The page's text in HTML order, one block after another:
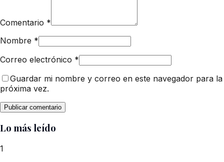
Comentario *
Nombre *
Correo electrónico *
Guardar mi nombre y correo en este navegador para la
próxima vez.
Lo más leído
1